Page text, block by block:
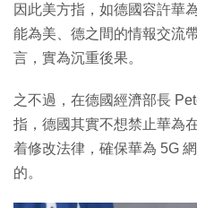
因此美方指，如德國容許華
能為美、德之間的情報交流
言，實為沉重後果。
之不過，在德國經濟部長
指，德國其實不想禁止華為
着修改法律，確保華為 5G
的。